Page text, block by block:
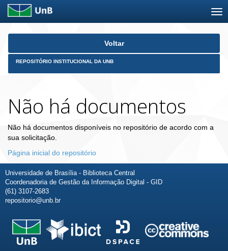
Skip
Voltar
REPOSITÓRIO INSTITUCIONAL DA UNB
Não há documentos
Não há documentos disponíveis no repositório de acordo com a
sua solicitação.
Página inicial do repositório
Universidade de Brasília - Biblioteca Central
Coordenadoria de Gestão da Informação Digital - GID
(61) 3107-2683
repositorio@unb.br